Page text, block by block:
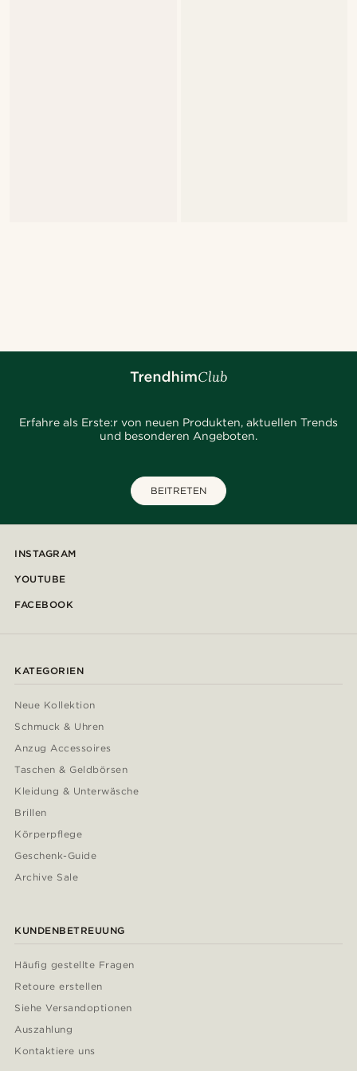
Erfahre als Erste:r von neuen Produkten, aktuellen Trends
und besonderen Angeboten.
BEITRETEN
INSTAGRAM
YOUTUBE
FACEBOOK
KATEGORIEN
Neue Kollektion
Schmuck & Uhren
Anzug Accessoires
Taschen & Geldbörsen
Kleidung & Unterwäsche
Brillen
Körperpflege
Geschenk-Guide
Archive Sale
KUNDENBETREUUNG
Häufig gestellte Fragen
Retoure erstellen
Siehe Versandoptionen
Auszahlung
Kontaktiere uns